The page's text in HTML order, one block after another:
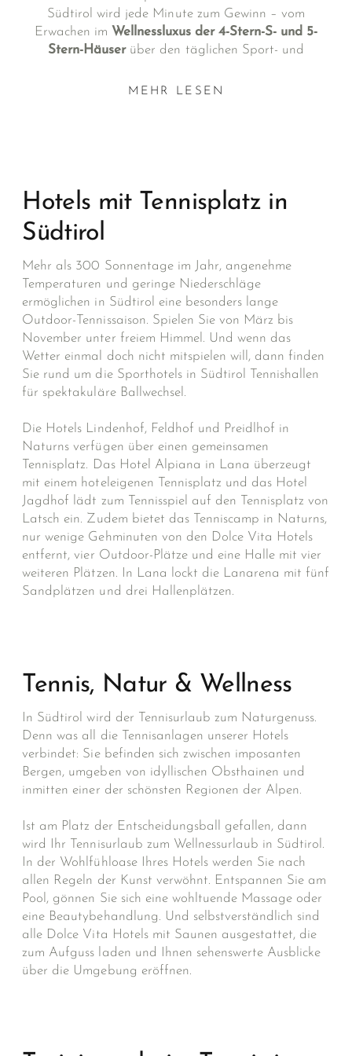
Südtirol wird jede Minute zum Gewinn – vom
Erwachen im Wellnessluxus der 4-Stern-S- und 5-
Stern-Häuserüber den täglichen Sport- und
ausgezeichneten Restaurants. Die Dolce Vita Hotels
MEHR LESEN
Hotels mit Tennisplatz in
Südtirol
Mehr als 300 Sonnentage im Jahr, angenehme
Temperaturen und geringe Niederschläge
ermöglichen in Südtirol eine besonders lange
Outdoor-Tennissaison. Spielen Sie von März bis
November unter freiem Himmel. Und wenn das
Wetter einmal doch nicht mitspielen will, dann finden
Sie rund um die Sporthotels in Südtirol Tennishallen
für spektakuläre Ballwechsel.
Die Hotels Lindenhof, Feldhof und Preidlhof in
Naturns verfügen über einen gemeinsamen
Tennisplatz. Das Hotel Alpiana in Lana überzeugt
mit einem hoteleigenen Tennisplatz und das Hotel
Jagdhof lädt zum Tennisspiel auf den Tennisplatz von
Latsch ein. Zudem bietet das Tenniscamp in Naturns,
nur wenige Gehminuten von den Dolce Vita Hotels
entfernt, vier Outdoor-Plätze und eine Halle mit vier
weiteren Plätzen. In Lana lockt die Lanarena mit fünf
Sandplätzen und drei Hallenplätzen.
Tennis, Natur & Wellness
In Südtirol wird der Tennisurlaub zum Naturgenuss.
Denn was all die Tennisanlagen unserer Hotels
verbindet: Sie befinden sich zwischen imposanten
Bergen, umgeben von idyllischen Obsthainen und
inmitten einer der schönsten Regionen der Alpen.
Ist am Platz der Entscheidungsball gefallen, dann
wird Ihr Tennisurlaub zum Wellnessurlaub in Südtirol.
In der Wohlfühloase Ihres Hotels werden Sie nach
allen Regeln der Kunst verwöhnt. Entspannen Sie am
Pool, gönnen Sie sich eine wohltuende Massage oder
eine Beautybehandlung. Und selbstverständlich sind
alle Dolce Vita Hotels mit Saunen ausgestattet, die
zum Aufguss laden und Ihnen sehenswerte Ausblicke
über die Umgebung eröffnen.